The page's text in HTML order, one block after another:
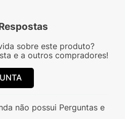
sobre este produto?
e a outros compradores!
não possui Perguntas e